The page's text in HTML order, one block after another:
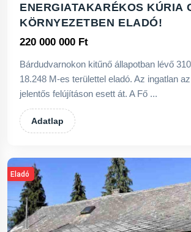
ENERGIATAKARÉKOS KÚRIA
KÖRNYEZETBEN ELADÓ!
220 000 000 Ft
Bárdudvarnokon kitűnő állapotban lévő
18.248 M-es területtel eladó. Az ingatlan
jelentős felújításon esett át. A Fő ...
Adatlap
Eladó